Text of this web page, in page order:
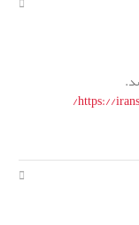
https://